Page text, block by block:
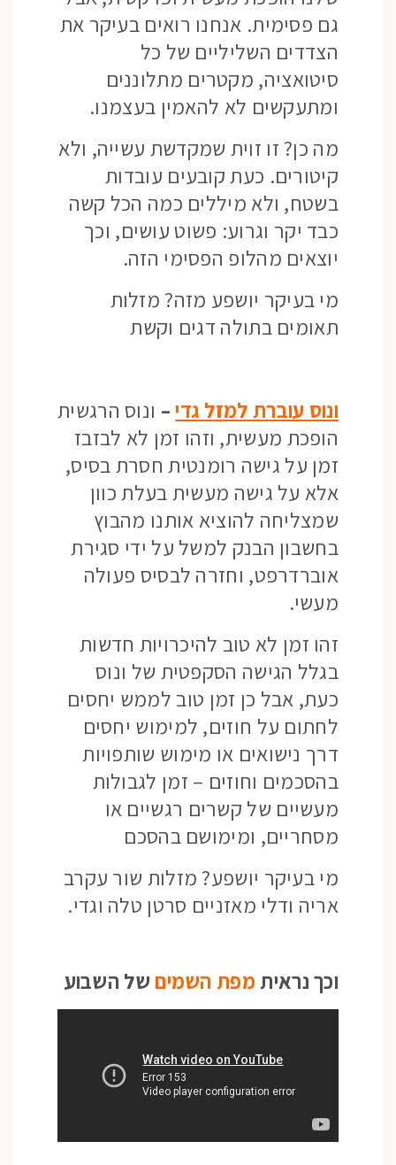
גם פסימית. אנחנו רואים בעיקר את
הצדדים השליליים של כל
סיטואציה, מקטרים מתלוננים
ומתעקשים לא להאמין בעצמנו.
מה כן? זו זוית שמקדשת עשייה, ולא
קיטורים. כעת קובעים עובדות
בשטח, ולא מיללים כמה הכל קשה
כבד יקר וגרוע: פשוט עושים, וכך
יוצאים מהלופ הפסימי הזה.
מי בעיקר יושפע מזה? מזלות
תאומים בתולה דגים וקשת
ונוס עוברת למזל גדי– ונוס הרגשית
הופכת מעשית, וזהו זמן לא לבזבז
זמן על גישה רומנטית חסרת בסיס,
אלא על גישה מעשית בעלת כוון
שמצליחה להוציא אותנו מהבוץ
בחשבון הבנק למשל על ידי סגירת
אוברדרפט, וחזרה לבסיס פעולה
מעשי.
זהו זמן לא טוב להיכרויות חדשות
בגלל הגישה הסקפטית של ונוס
כעת, אבל כן זמן טוב לממש יחסים
לחתום על חוזים, למימוש יחסים
דרך נישואים או מימוש שותפויות
בהסכמים וחוזים – זמן לגבולות
מעשיים של קשרים רגשיים או
מסחריים, ומימושם בהסכם
מי בעיקר יושפע? מזלות שור עקרב
אריה ודלי מאזניים סרטן טלה וגדי.
וכך נראית מפת השמיםשל השבוע